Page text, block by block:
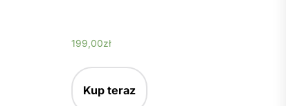
199,00zł
Kup teraz